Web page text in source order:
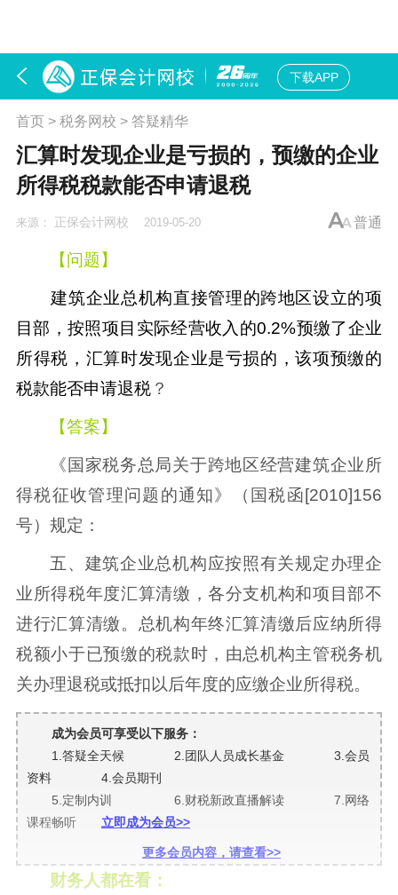
下载APP
首页> 税务网校 > 答疑精华
汇算时发现企业是亏损的，预缴的企业
所得税税款能否申请退税
来源： 正保会计网校 2019-05-20 普通
【问题】
建筑企业总机构直接管理的跨地区设立的项
目部，按照项目实际经营收入的0.2%预缴了企业
所得税，汇算时发现企业是亏损的，该项预缴的
税款能否申请退税？
【答案】
《国家税务总局关于跨地区经营建筑企业所
得税征收管理问题的通知》（国税函[2010]156
号）规定：
五、建筑企业总机构应按照有关规定办理企
业所得税年度汇算清缴，各分支机构和项目部不
进行汇算清缴。总机构年终汇算清缴后应纳所得
税额小于已预缴的税款时，由总机构主管税务机
关办理退税或抵扣以后年度的应缴企业所得税。
成为会员可享受以下服务：
1.答疑全天候 2.团队人员成长基金 3.会员
资料 4.会员期刊
5.定制内训 6.财税新政直播解读 7.网络
课程畅听 立即成为会员>>
更多会员内容，请查看>>
财务人都在看：